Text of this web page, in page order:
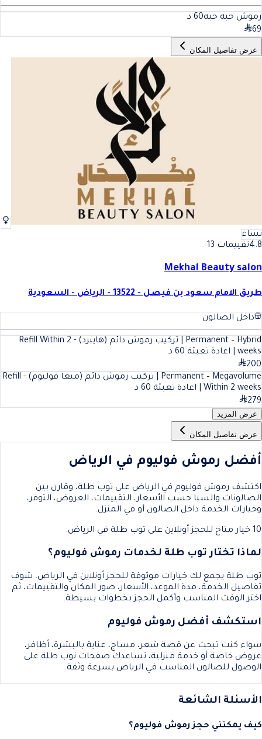
رموش حبه حبه60 د
69
عرض تفاصيل المكان
نساء
4.8تقييمات 13
Mekhal Beauty salon
طريق الامام سعود بن فيصل - 13522 - الرياض - السعودية
داخل الصالون
Permanent – Hybrid | تركيب رموش دائم (هايبرد) - Refill Within 2
weeks | اعادة تعبئة
60 د
200
Permanent – Megavolume | تركيب رموش دائم (ميغا فوليوم) - Refill
Within 2 weeks | اعادة تعبئة
60 د
279
عرض المزيد
عرض تفاصيل المكان
أفضل رموش فوليوم في الرياض
اكتشف رموش فوليوم في الرياض على توب طلة، وقارن بين
الصالونات والسبا حسب الأسعار، التقييمات، العروض، التوفر،
وخيارات الخدمة داخل الصالون أو في المنزل.
10 خيار متاح للحجز أونلاين على توب طلة في الرياض.
لماذا تختار توب طلة لخدمات رموش فوليوم؟
توب طلة يجمع لك خيارات موثوقة للحجز أونلاين في الرياض. شوف
تفاصيل الخدمة، مدة الموعد، الأسعار، صور المكان والتقييمات، ثم
اختر الوقت المناسب وأكمل الحجز بخطوات بسيطة.
استكشف أفضل رموش فوليوم
سواء كنت تبحث عن قصة شعر، مساج، عناية بالبشرة، أظافر،
عروض خاصة أو خدمة منزلية، تساعدك صفحات توب طلة على
الوصول للصالون المناسب في الرياض بسرعة وثقة.
الأسئلة الشائعة
كيف يمكنني حجز رموش فوليوم؟